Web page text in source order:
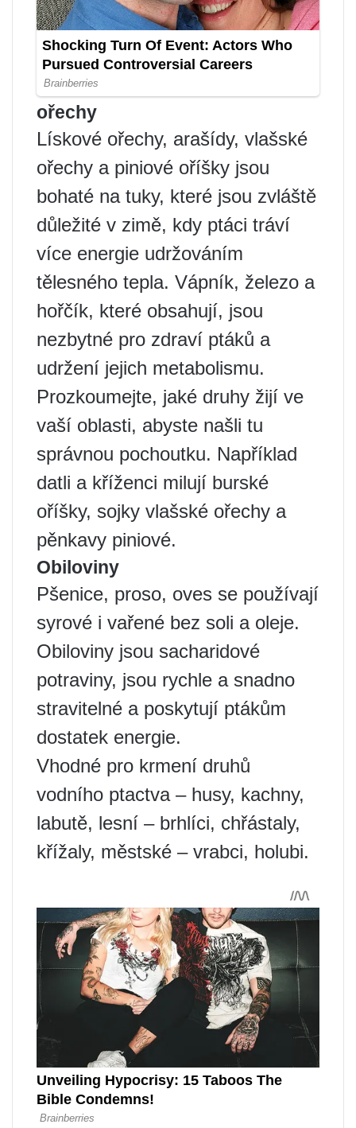
ořechy
Lískové ořechy, arašídy, vlašské
ořechy a piniové oříšky jsou
bohaté na tuky, které jsou zvláště
důležité v zimě, kdy ptáci tráví
více energie udržováním
tělesného tepla. Vápník, železo a
hořčík, které obsahují, jsou
nezbytné pro zdraví ptáků a
udržení jejich metabolismu.
Prozkoumejte, jaké druhy žijí ve
vaší oblasti, abyste našli tu
správnou pochoutku. Například
datli a kříženci milují burské
oříšky, sojky vlašské ořechy a
pěnkavy piniové.
Obiloviny
Pšenice, proso, oves se používají
syrové i vařené bez soli a oleje.
Obiloviny jsou sacharidové
potraviny, jsou rychle a snadno
stravitelné a poskytují ptákům
dostatek energie.
Vhodné pro krmení druhů
vodního ptactva – husy, kachny,
labutě, lesní – brhlíci, chřástaly,
křížaly, městské – vrabci, holubi.